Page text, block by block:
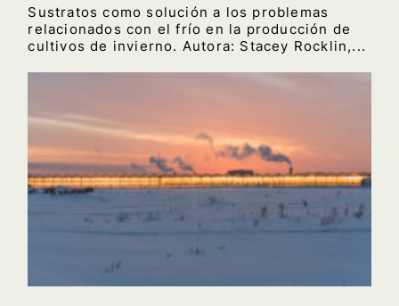
Sustratos como solución a los problemas
relacionados con el frío en la producción de
cultivos de invierno. Autora: Stacey Rocklin,...